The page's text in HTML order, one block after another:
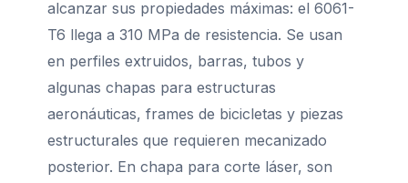
alcanzar sus propiedades máximas: el 6061-
T6 llega a 310 MPa de resistencia. Se usan
en perfiles extruidos, barras, tubos y
algunas chapas para estructuras
aeronáuticas, frames de bicicletas y piezas
estructurales que requieren mecanizado
posterior. En chapa para corte láser, son